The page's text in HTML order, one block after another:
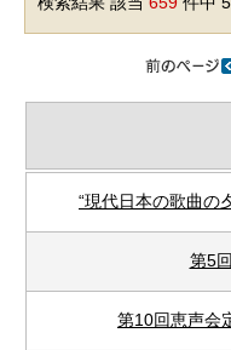
“現代日本の歌曲
第5
第10回恵声会